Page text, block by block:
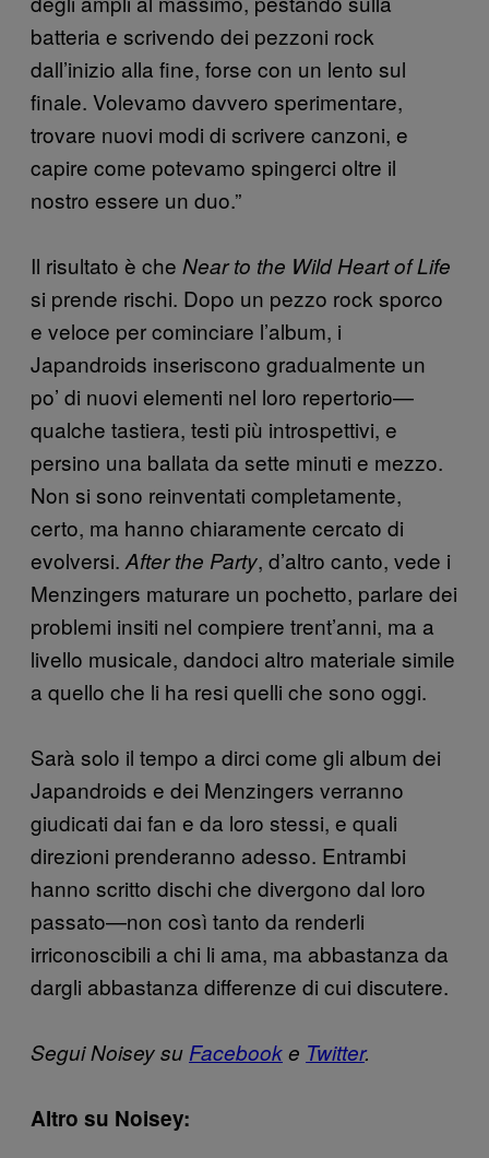
batteria e scrivendo dei pezzoni rock
dall’inizio alla fine, forse con un lento sul
finale. Volevamo davvero sperimentare,
trovare nuovi modi di scrivere canzoni, e
capire come potevamo spingerci oltre il
nostro essere un duo.”
Il risultato è che Near to the Wild Heart of Life
si prende rischi. Dopo un pezzo rock sporco
e veloce per cominciare l’album, i
Japandroids inseriscono gradualmente un
po’ di nuovi elementi nel loro repertorio—
qualche tastiera, testi più introspettivi, e
persino una ballata da sette minuti e mezzo.
Non si sono reinventati completamente,
certo, ma hanno chiaramente cercato di
evolversi. After the Party, d’altro canto, vede i
Menzingers maturare un pochetto, parlare dei
problemi insiti nel compiere trent’anni, ma a
livello musicale, dandoci altro materiale simile
a quello che li ha resi quelli che sono oggi.
Sarà solo il tempo a dirci come gli album dei
Japandroids e dei Menzingers verranno
giudicati dai fan e da loro stessi, e quali
direzioni prenderanno adesso. Entrambi
hanno scritto dischi che divergono dal loro
passato—non così tanto da renderli
irriconoscibili a chi li ama, ma abbastanza da
dargli abbastanza differenze di cui discutere.
Segui Noisey su Facebooke Twitter.
Altro su Noisey: